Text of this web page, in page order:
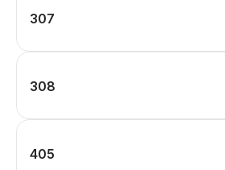
307
308
405